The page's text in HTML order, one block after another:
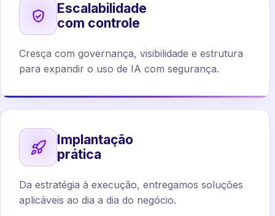
Escalabilidade
com controle
Cresça com governança, visibilidade e estrutura
para expandir o uso de IA com segurança.
Implantação
prática
Da estratégia à execução, entregamos soluções
aplicáveis ao dia a dia do negócio.